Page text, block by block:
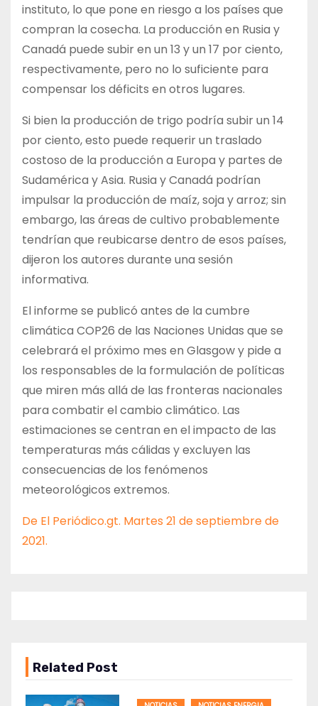
instituto, lo que pone en riesgo a los países que
compran la cosecha. La producción en Rusia y
Canadá puede subir en un 13 y un 17 por ciento,
respectivamente, pero no lo suficiente para
compensar los déficits en otros lugares.
Si bien la producción de trigo podría subir un 14
por ciento, esto puede requerir un traslado
costoso de la producción a Europa y partes de
Sudamérica y Asia. Rusia y Canadá podrían
impulsar la producción de maíz, soja y arroz; sin
embargo, las áreas de cultivo probablemente
tendrían que reubicarse dentro de esos países,
dijeron los autores durante una sesión
informativa.
El informe se publicó antes de la cumbre
climática COP26 de las Naciones Unidas que se
celebrará el próximo mes en Glasgow y pide a
los responsables de la formulación de políticas
que miren más allá de las fronteras nacionales
para combatir el cambio climático. Las
estimaciones se centran en el impacto de las
temperaturas más cálidas y excluyen las
consecuencias de los fenómenos
meteorológicos extremos.
De El Periódico.gt. Martes 21 de septiembre de
2021.
Related Post